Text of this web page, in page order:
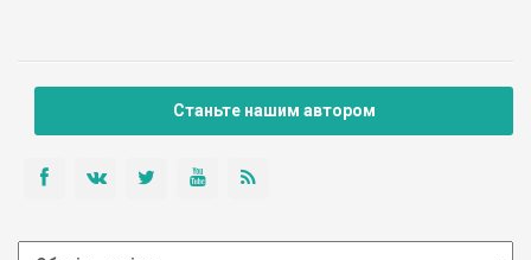
Станьте нашим автором